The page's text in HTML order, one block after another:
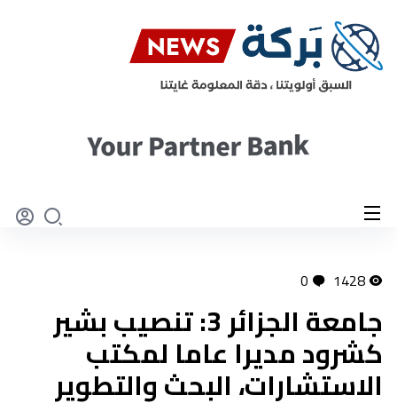
1428
0
جامعة الجزائر 3: تنصيب بشير
كشرود مديرا عاما لمكتب
الاستشارات، البحث والتطوير